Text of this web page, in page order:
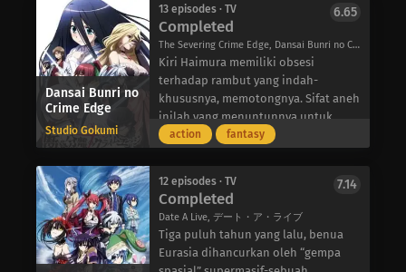
membuat setiap hari di sekolah
dipenuhi dengan interaksi yang
konyol dan menyenangkan.
ngeri bahwa Sawa Nakamura, teman
sekelas dan orang yang dikucilkan
dari pergaulan, mengetahui
pencurian yang ia lakukan. Diperas
olehnya, Takao sekarang dipaksa
untuk ikut serta dalam fantasi Sawa
yang mengganggu, agar dia tidak
mengungkapkan perbuatannya
yang semakin traumatis, akankah
Takao dapat membebaskan diri dari
duri Sawa dan menebus dosa-
dosanya?
neneknya telah mengklaim bahwa
dia adalah perempuan sejak lahir,
dan sekarang, tanpa ada anak
perempuan lain yang bisa
menggantikan sang putri dari klan
Hime yang matriarkis, dia menjadi
pewaris takhta berikutnya! Menyamar
sebagai seorang wanita yang sedang
Arata menyaksikan percobaan
pembunuhan terhadap sang putri
yang dilakukan oleh pengawalnya
sendiri, 12 Shinsho. Kejahatan
tersebut ditimpakan ke kepalanya,
Dansai Bunri no
Crime Edge
Studio Gokumi
13 episodes · TV
Completed
The Severing Crime Edge, Dansai Bunri no Crime Edge, 断裁分離のクライムエッジ
6.65
Kiri Haimura memiliki obsesi
terhadap rambut yang indah-
khususnya, memotongnya. Sifat aneh
inilah yang menuntunnya untuk
mencari hantu berambut panjang
yang ia temukan bukanlah hantu,
melainkan seorang gadis cantik
berambut panjang tergerai bernama
Iwai Mushanokouji, “Ratu Rambut”,
yang rambutnya tidak bisa dipotong
action fantasy
12 episodes · TV
Completed
Date A Live, デート・ア・ライブ
7.14
Tiga puluh tahun yang lalu, benua
Eurasia dihancurkan oleh “gempa